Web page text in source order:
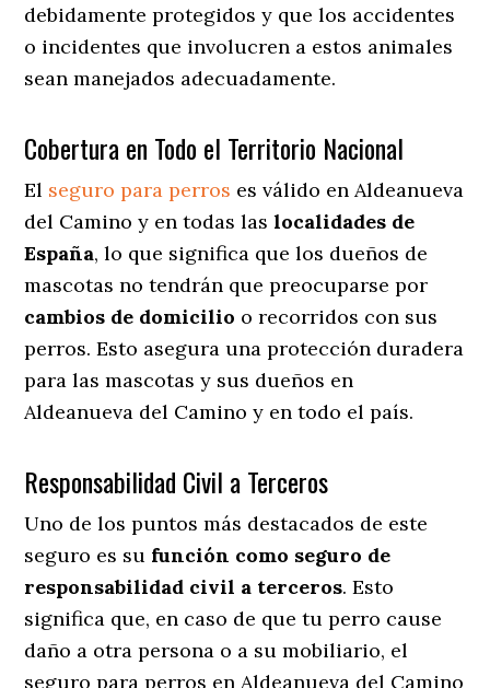
debidamente protegidos y que los accidentes
o incidentes que involucren a estos animales
sean manejados adecuadamente.
Cobertura en Todo el Territorio Nacional
El seguro para perros es válido en Aldeanueva
del Camino y en todas laslocalidades de
España, lo que significa que los dueños de
mascotas no tendrán que preocuparse por
cambios de domicilio o recorridos con sus
perros. Esto asegura una protección duradera
para las mascotas y sus dueños en
Aldeanueva del Camino y en todo el país.
Responsabilidad Civil a Terceros
Uno de los puntos más destacados de este
seguro es su función como seguro de
responsabilidad civil a terceros. Esto
significa que, en caso de que tu perro cause
daño a otra persona o a su mobiliario, el
seguro para perros en Aldeanueva del Camino